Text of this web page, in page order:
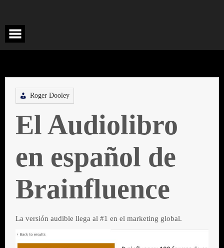
Roger Dooley
El Audiolibro
en español de
Brainfluence
La versión audible llega al #1 en el marketing global.